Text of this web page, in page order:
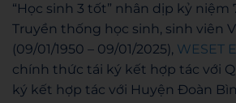
“Học sinh 3 tốt” nhân dịp kỷ niệm
Truyền thống học sinh, sinh viên
(09/01/1950 – 09/01/2025), WESET
chính thức tái ký kết hợp tác với
ký kết hợp tác với Huyện Đoàn